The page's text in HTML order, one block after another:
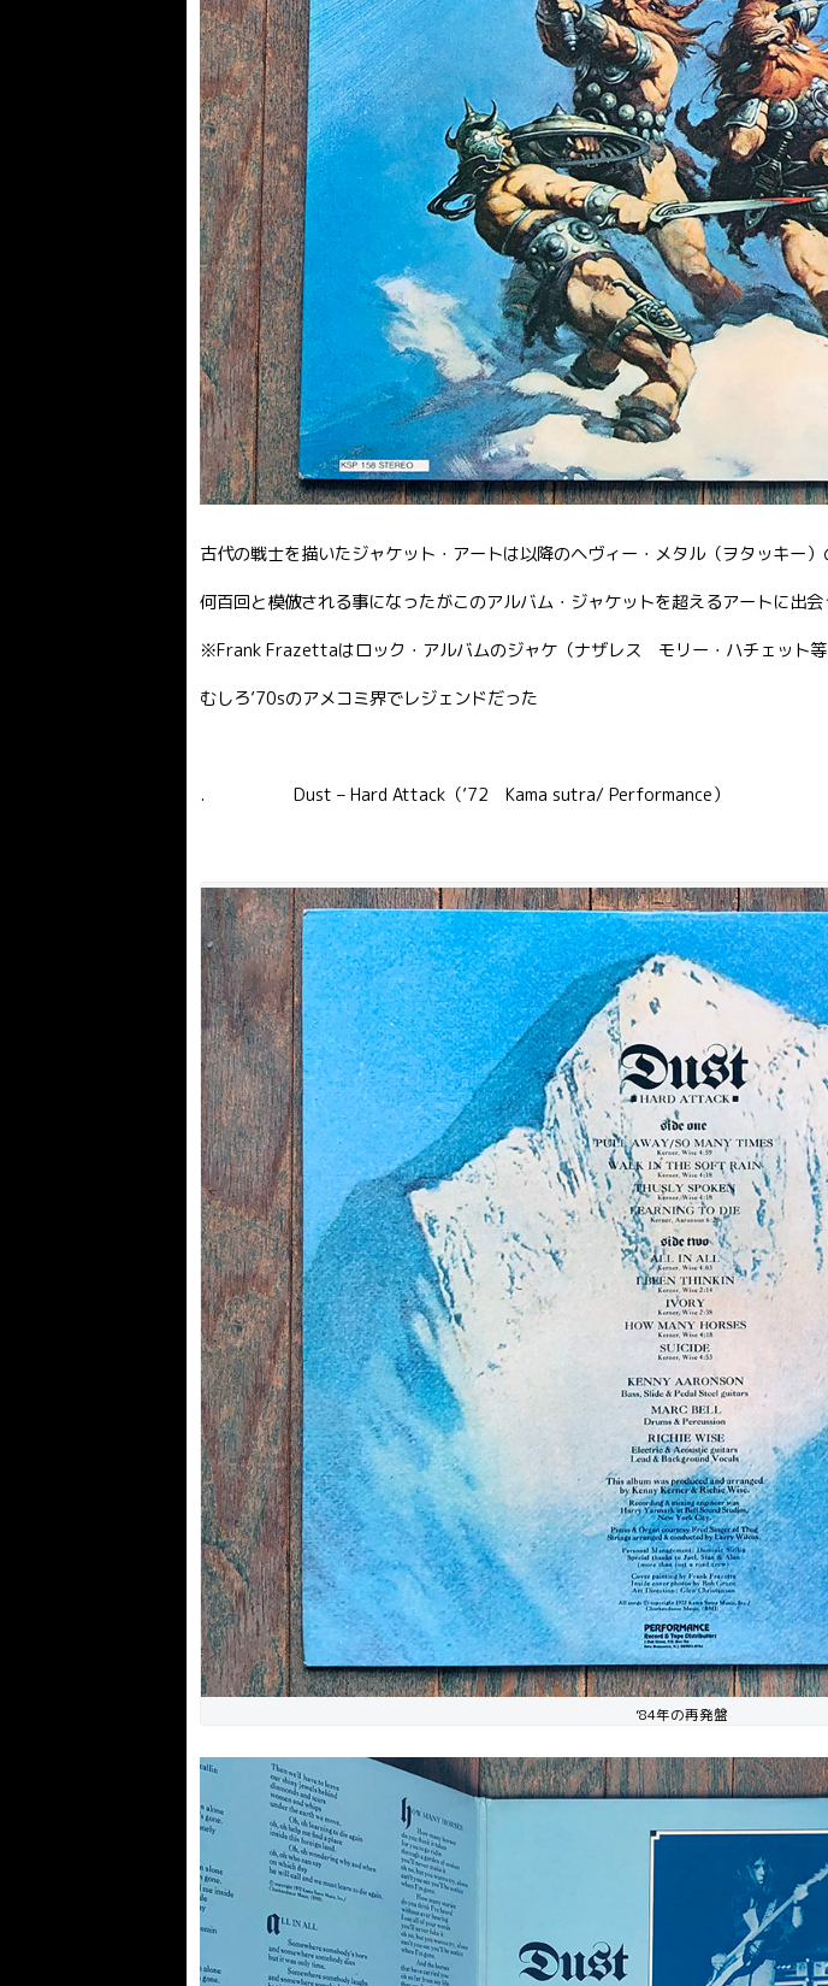
古代の戦士を描いたジャケット・アートは以降のヘヴィー・メタル（ヲタッキー
何百回と模倣される事になったがこのアルバム・ジャケットを超えるアートに出
※Frank Frazettaはロック・アルバムのジャケ（ナザレス モリー・ハチェット等
むしろ’70sのアメコミ界でレジェンドだった
. Dust – Hard Attack（’72 Kama sutra/ Performance）
’84年の再発盤